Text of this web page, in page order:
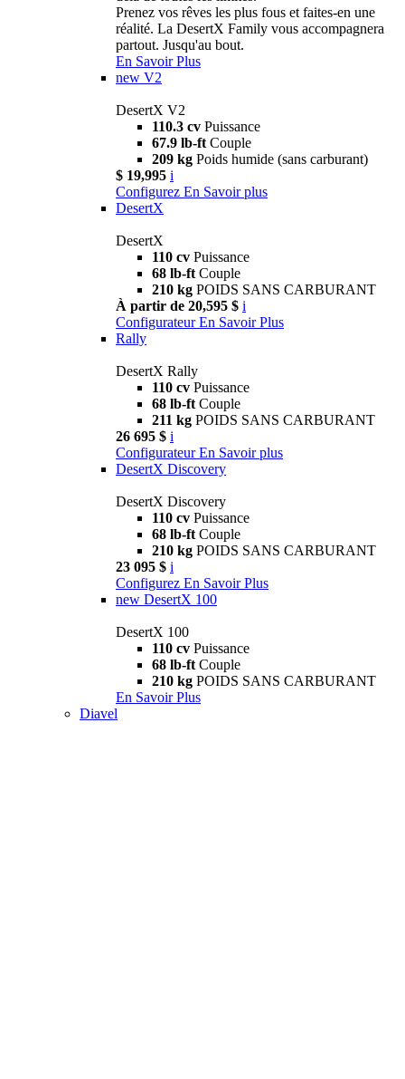
Prenez vos rêves les plus fous et faites-en une
réalité. La DesertX Family vous accompagnera
partout. Jusqu'au bout.
En Savoir Plus
new V2
DesertX V2
110.3 cv Puissance
67.9 lb-ft Couple
209 kg Poids humide (sans carburant)
$ 19,995 i
Configurez En Savoir plus
DesertX
DesertX
110 cv Puissance
68 lb-ft Couple
210 kg POIDS SANS CARBURANT
À partir de 20,595 $ i
Configurateur En Savoir Plus
Rally
DesertX Rally
110 cv Puissance
68 lb-ft Couple
211 kg POIDS SANS CARBURANT
26 695 $ i
Configurateur En Savoir plus
DesertX Discovery
DesertX Discovery
110 cv Puissance
68 lb-ft Couple
210 kg POIDS SANS CARBURANT
23 095 $ i
Configurez En Savoir Plus
new DesertX 100
DesertX 100
110 cv Puissance
68 lb-ft Couple
210 kg POIDS SANS CARBURANT
En Savoir Plus
Diavel